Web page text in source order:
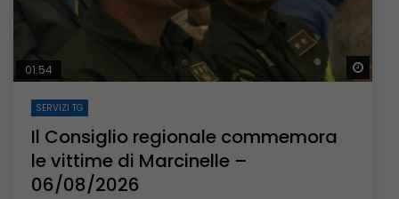
01:54
SERVIZI TG
Il Consiglio regionale commemora
le vittime di Marcinelle –
06/08/2026